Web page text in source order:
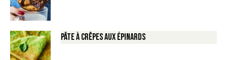
Pâte à crêpes aux épinards